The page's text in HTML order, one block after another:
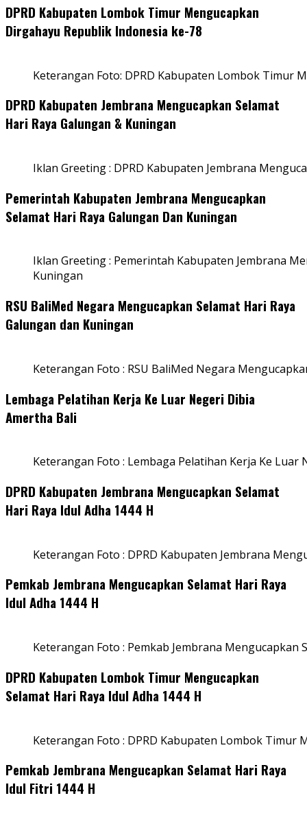
DPRD Kabupaten Lombok Timur Mengucapkan
Dirgahayu Republik Indonesia ke-78
Keterangan Foto: DPRD Kabupaten Lombok Timur
DPRD Kabupaten Jembrana Mengucapkan Selamat
Hari Raya Galungan & Kuningan
Iklan Greeting : DPRD Kabupaten Jembrana
Pemerintah Kabupaten Jembrana Mengucapkan
Selamat Hari Raya Galungan Dan Kuningan
Iklan Greeting : Pemerintah Kabupaten Jembrana
Kuningan
RSU BaliMed Negara Mengucapkan Selamat Hari Raya
Galungan dan Kuningan
Keterangan Foto : RSU BaliMed Negara
Lembaga Pelatihan Kerja Ke Luar Negeri Dibia
Amertha Bali
Keterangan Foto : Lembaga Pelatihan Kerja Ke Luar
DPRD Kabupaten Jembrana Mengucapkan Selamat
Hari Raya Idul Adha 1444 H
Keterangan Foto : DPRD Kabupaten Jembrana
Pemkab Jembrana Mengucapkan Selamat Hari Raya
Idul Adha 1444 H
Keterangan Foto : Pemkab Jembrana Mengucapkan
DPRD Kabupaten Lombok Timur Mengucapkan
Selamat Hari Raya Idul Adha 1444 H
Keterangan Foto : DPRD Kabupaten Lombok Timur
Pemkab Jembrana Mengucapkan Selamat Hari Raya
Idul Fitri 1444 H